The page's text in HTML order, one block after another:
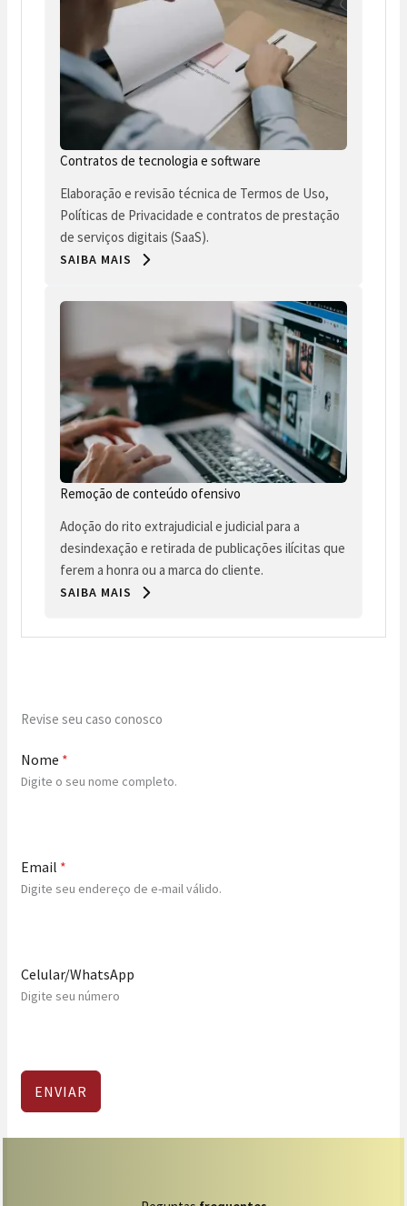
Contratos de tecnologia e software
Elaboração e revisão técnica de Termos de Uso,
Políticas de Privacidade e contratos de prestação
de serviços digitais (SaaS).
SAIBA MAIS
Remoção de conteúdo ofensivo
Adoção do rito extrajudicial e judicial para a
desindexação e retirada de publicações ilícitas que
ferem a honra ou a marca do cliente.
SAIBA MAIS
Revise seu caso conosco
Nome *
Digite o seu nome completo.
Email *
Digite seu endereço de e-mail válido.
Celular/WhatsApp
Digite seu número
ENVIAR